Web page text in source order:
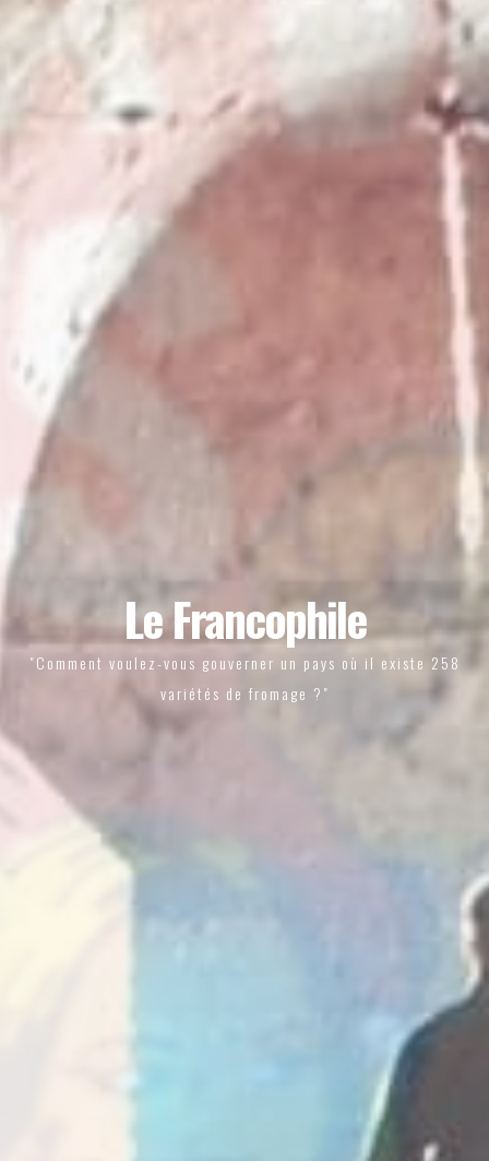
Le Francophile
"Comment voulez-vous gouverner un pays où il existe 258
variétés de fromage ?"